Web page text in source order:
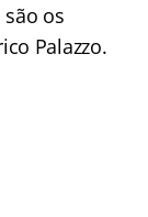
os
Palazzo.